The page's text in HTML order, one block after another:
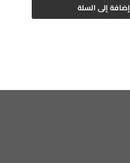
إضافة إلى السلة